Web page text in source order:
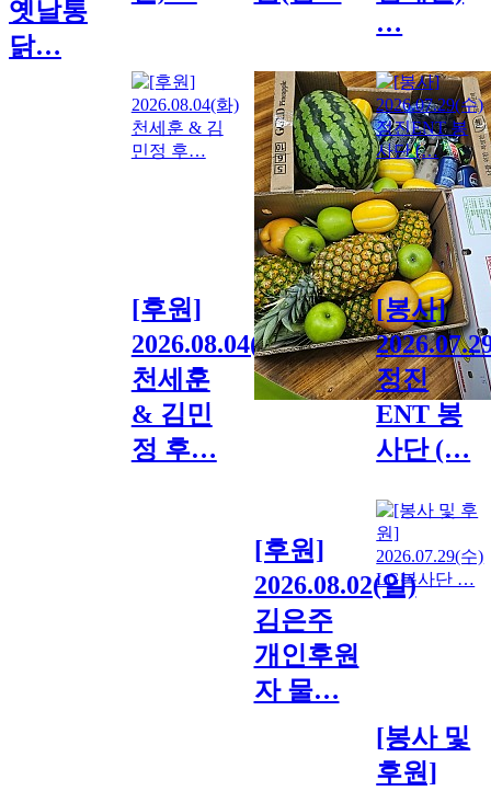
옛날통
닭…
…
[후원]
2026.08.04(화)
천세훈
& 김민
정 후…
[후원]
2026.08.02(일)
김은주
개인후원
자 물…
[봉사]
정진
ENT 봉
사단 (…
[봉사 및
후원]